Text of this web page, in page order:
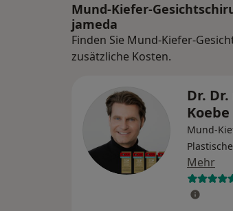
Mund-Kiefer-
jameda
Finden Sie Mund-Kiefer-
zusätzliche Kosten.
Dr.
Koebe
Mund-
Mehr